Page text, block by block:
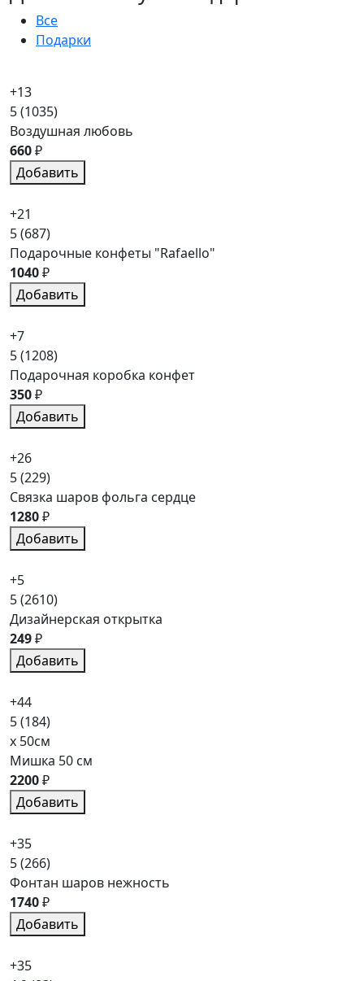
Все
Подарки
+13
5(1035)
Воздушная любовь
660₽
Добавить
+21
5(687)
Подарочные конфеты "Rafaello"
1040₽
Добавить
+7
5(1208)
Подарочная коробка конфет
350₽
Добавить
+26
5(229)
Связка шаров фольга сердце
1280₽
Добавить
+5
5(2610)
Дизайнерская открытка
249₽
Добавить
+44
5(184)
x 50см
Мишка 50 см
2200₽
Добавить
+35
5(266)
Фонтан шаров нежность
1740₽
Добавить
+35